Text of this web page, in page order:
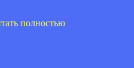
полностью